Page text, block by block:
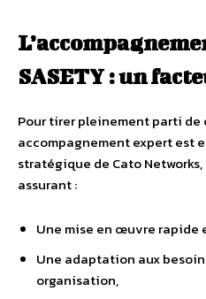
SASETY : un
Pour tirer pleinement parti de
accompagnement expert est
stratégique de Cato
assurant :
Une mise en œuvre rapide
Une adaptation aux
organisation,